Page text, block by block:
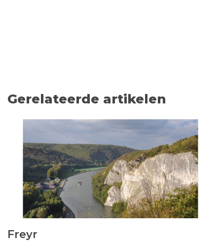
Gerelateerde artikelen
Freyr